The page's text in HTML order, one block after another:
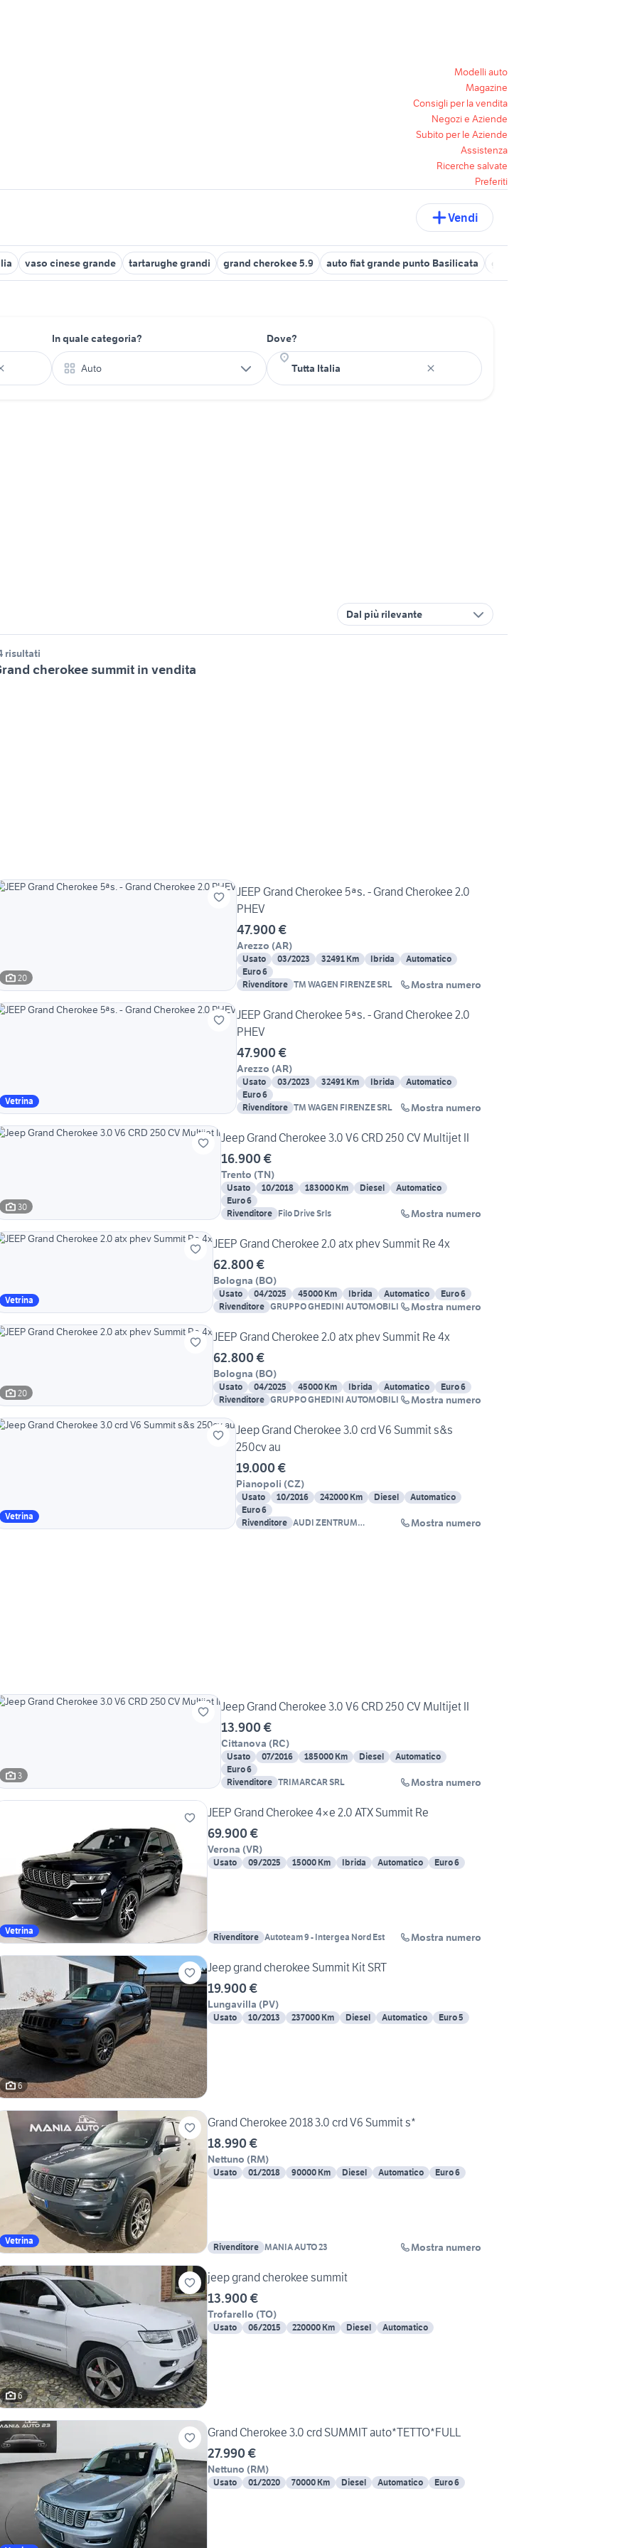
Modelli auto
Magazine
Consigli per la vendita
Negozi e Aziende
Subito per le Aziende
Assistenza
Ricerche salvate
Preferiti
Vendi
vaso cinese grande tartarughe grandi grand cherokee 5.9 auto fiat grande punto Basilicata grande punto 2014
In quale categoria?
Auto
Dove?
Dal più rilevante
risultati
cherokee summit in vendita
20
JEEP Grand Cherokee 5ªs. - Grand Cherokee 2.0
PHEV
47.900 €
Arezzo (AR)
Usato 03/2023 32491 Km Ibrida
Automatico
Euro 6
Rivenditore TM WAGEN FIRENZE SRL Mostra numero
Vetrina
JEEP Grand Cherokee 5ªs. - Grand Cherokee 2.0
PHEV
47.900 €
Arezzo (AR)
Usato 03/2023 32491 Km Ibrida
Automatico
Euro 6
Rivenditore TM WAGEN FIRENZE SRL Mostra numero
30
Jeep Grand Cherokee 3.0 V6 CRD 250 CV Multijet II
16.900 €
Trento (TN)
Usato 10/2018 183000 Km Diesel
Automatico
Euro 6
Rivenditore Filo Drive Srls Mostra numero
Vetrina
JEEP Grand Cherokee 2.0 atx phev Summit Re 4x
62.800 €
Bologna (BO)
Usato 04/2025 45000 Km Ibrida Automatico
Euro 6
Rivenditore GRUPPO GHEDINI AUTOMOBILI Mostra numero
20
JEEP Grand Cherokee 2.0 atx phev Summit Re 4x
62.800 €
Bologna (BO)
Usato 04/2025 45000 Km Ibrida Automatico
Euro 6
Rivenditore GRUPPO GHEDINI AUTOMOBILI Mostra numero
Vetrina
Jeep Grand Cherokee 3.0 crd V6 Summit s&s
250cv au
19.000 €
Pianopoli (CZ)
Usato 10/2016 242000 Km Diesel
Automatico
Euro 6
Rivenditore AUDI ZENTRUM
Mostra numero
3
Jeep Grand Cherokee 3.0 V6 CRD 250 CV Multijet II
13.900 €
Cittanova (RC)
Usato 07/2016 185000 Km Diesel
Automatico
Euro 6
Rivenditore TRIMARCAR SRL Mostra numero
Vetrina
JEEP Grand Cherokee 4×e 2.0 ATX Summit Re
69.900 €
Verona (VR)
Usato 09/2025 15000 Km Ibrida Automatico Euro 6
Rivenditore Autoteam 9 - Intergea Nord Est Mostra numero
6
Jeep grand cherokee Summit Kit SRT
19.900 €
Lungavilla (PV)
Usato 10/2013 237000 Km Diesel Automatico Euro 5
Vetrina
Grand Cherokee 2018 3.0 crd V6 Summit s*
18.990 €
Nettuno (RM)
Usato 01/2018 90000 Km Diesel Automatico Euro 6
Rivenditore MANIA AUTO 23 Mostra numero
6
jeep grand cherokee summit
13.900 €
Trofarello (TO)
Usato 06/2015 220000 Km Diesel Automatico
Grand Cherokee 3.0 crd SUMMIT auto*TETTO*FULL
27.990 €
Nettuno (RM)
Usato 01/2020 70000 Km Diesel Automatico Euro 6